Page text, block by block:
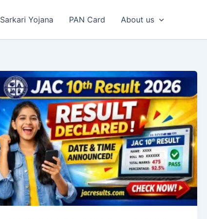
Sarkari Yojana PAN Card About us